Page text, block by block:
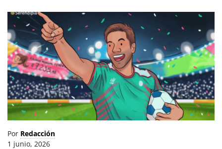
Por Redacción
1 junio, 2026